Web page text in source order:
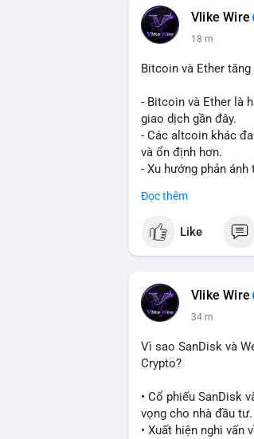
$usdt
#vlikevn #titanbot
📰 Nguồn: CoinDesk
Vlike Wire
18 m
Bitcoin và Ether
- Bitcoin và Ether là
giao dịch gần đây.
- Các altcoin khác
và ổn định hơn.
- Xu hướng phản
#vlikevn #titanbot
📰 Nguồn: CoinDesk
Đọc thêm
Like
Vlike Wire
34 m
Vì sao SanDisk và
Crypto?
• Cổ phiếu SanDisk
vọng cho nhà đầu tư.
• Xuất hiện nghi